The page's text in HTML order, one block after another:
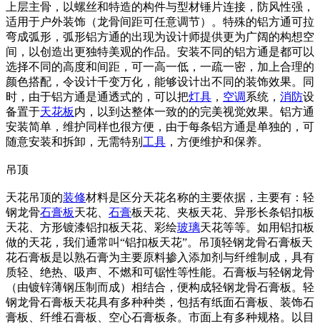
上层主骨，以螺丝和特造的构件与型材锤片连接，防风性强，
适用于户外装饰（龙骨间距可任意调节）。特殊的铝方通可拉
弯成弧形，弧形铝方通的出现为设计师提供更为广阔的构想空
间，以创造出更独特美观的作品。安装不同的铝方通是都可以
选择不同的高度和间距，可一高一低，一疏一密，加上合理的
颜色搭配，令设计千变万化，能够设计出不同的装饰效果。同
时，由于铝方通是通透式的，可以把灯具 ， 空调系统， 消防设
备置于天花板内，以到达整体一致的的完美视觉效果。铝方通
安装简单，维护同样也很方便，由于每条铝方通是单独的，可
随意安装和拆卸，无需特别 工具 ，方便维护和保养。
吊顶
天花吊顶的装修材料是区分天花名称的主要依据，主要有：轻
钢龙骨石膏板天花、 石膏板天花、夹板天花、异形长条铝扣板
天花、方形镀漆铝扣板天花、彩绘玻璃天花等等。如用铝扣板
做的天花，我们通常叫“铝扣板天花”。吊顶轻钢龙骨石膏板天
花石膏板是以熟石膏为主要原料掺入添加剂与纤维制成，具有
质轻、绝热、吸声、不燃和可锯性等性能。石膏板与轻钢龙骨
（由镀锌薄钢压制而成）相结合，便构成轻钢龙骨石膏板。轻
钢龙骨石膏板天花具有多种种类，包括有纸面石膏板、装饰石
膏板、纤维石膏板、空心石膏板条。市面上有多种规格。以目